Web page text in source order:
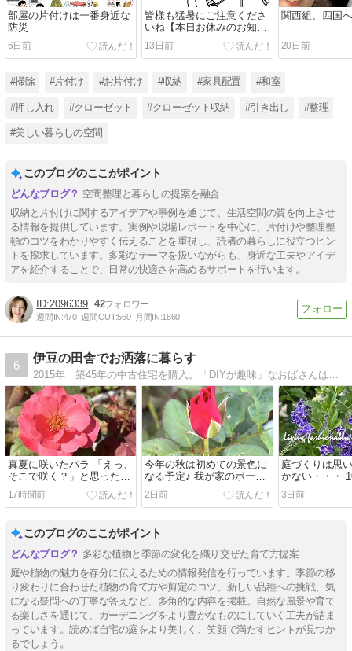
部屋の片付けは一番身近な
防災
6日前
皆様も猛暑にご注意くださ
いね【本日お休みのお知ら
13日前
関西組、四国
20日前
#掃除 #片付け #お片付け #収納 #家具配置 #和室
#押し入れ #クローゼット #クローゼット収納 #引き出し #整理
#美しい暮らしの空間
このブログのここがポイント
空間整理と暮らしの提案を融合
収納と片付けに関するアイデアや事例を通じて、生活空間の質を向上させ
る情報を提供しています。実例や現場レポートを中心に、片付けや整理整
頓のコツをわかりやすく伝えることを重視し、読者の暮らしに役立つヒン
トを探求しています。多彩なテーマを扱いながらも、身近な工夫やアイデ
アを紹介することで、日常の快適さを高めるサポートを行います。
2096339 42
週間IN:470 週間OUT:560 月間IN:1860
6
伊豆の田舎でお洒落に暮らす
2015年 築45年の中古住宅を購入。「DIYが趣味」なおばさんは、無謀にも自分でリフォームしています。つるバラで外壁を覆い尽くそうと、姑息なボロ隠しも計画中。
真夏に咲いたバラ 「えっ、
そこで咲く？」と思った今
朝の庭
17時間前
今年の秋は初めての景色に
なる予定♪ 我が家のボーダ
ーガーデン
2日前
庭づくりは思
かない・・・
10年後の現実
3日前
このブログのここがポイント
多彩な植物と季節の変化を織り交ぜた育て方提案
庭や植物の魅力を存分に伝えるための情報発信を行っています。季節の移
り変わりに合わせた植物の育て方や剪定のコツ、新しい品種への挑戦、気
になる疑問への丁寧な答えなど、多角的な内容を掲載。自然な風景や育て
る楽しさを通じて、ガーデニングをより豊かなものにしていく工夫が詰ま
っています。読めば自宅の庭をより美しく、笑顔で満たすヒントが見つか
るでしょう。